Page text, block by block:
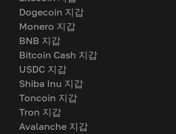
Dogecoin 지갑
Monero 지갑
BNB 지갑
Bitcoin Cash 지갑
USDC 지갑
Shiba Inu 지갑
Toncoin 지갑
Tron 지갑
Avalanche 지갑